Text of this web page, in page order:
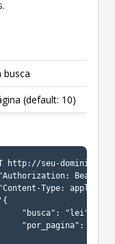
em cabeçalho
contratos,
message,
busca
(default: 10)
http://seu-
Bearer
Type:
"busca": "lei",
"por_pagina": 10